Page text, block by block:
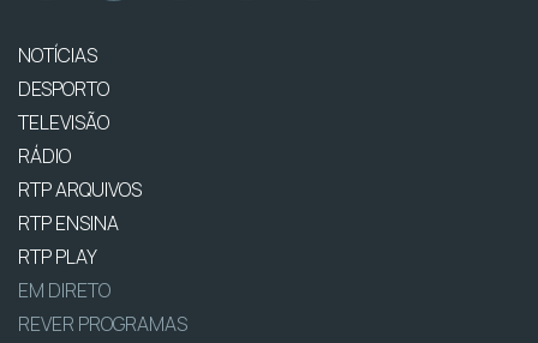
NOTÍCIAS
DESPORTO
TELEVISÃO
RÁDIO
RTP ARQUIVOS
RTP ENSINA
RTP PLAY
EM DIRETO
REVER PROGRAMAS